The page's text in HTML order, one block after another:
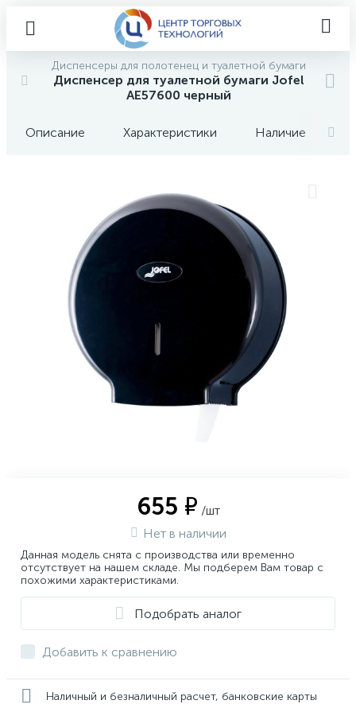
Диспенсеры для полотенец и туалетной бумаги
Диспенсер для туалетной бумаги Jofel
AE57600 черный
Описание Характеристики Наличие
655 ₽ /шт
Нет в наличии
Данная модель снята с производства или временно
отсутствует на нашем складе. Мы подберем Вам товар с
похожими характеристиками.
Подобрать аналог
Добавить к сравнению
Наличный и безналичный расчет, банковские карты